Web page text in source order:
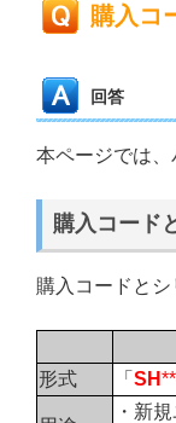
購入コ
回答
本ページでは
購入コード
購入コードと
形式
「 SH
・新